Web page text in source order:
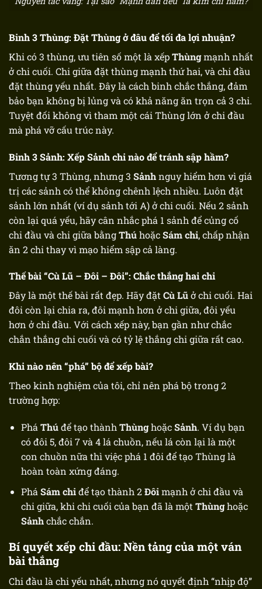
Binh 3 Thùng: Đặt Thùng ở đâu để tối đa lợi nhuận?
Khi có 3 thùng, ưu tiên số một là xếpThùngmạnh nhất
ở chi cuối. Chi giữa đặt thùng mạnh thứ hai, và chi đầu
đặt thùng yếu nhất. Đây là cách binh chắc thắng, đảm
bảo bạn không bị lủng và có khả năng ăn trọn cả 3 chi.
Tuyệt đối không vì tham một cái Thùng lớn ở chi đầu
mà phá vỡ cấu trúc này.
Binh 3 Sảnh: Xếp Sảnh chi nào để tránh sập hầm?
Tương tự 3 Thùng, nhưng 3 Sảnhnguy hiểm hơn vì giá
trị các sảnh có thể không chênh lệch nhiều. Luôn đặt
sảnh lớn nhất (ví dụ sảnh tới A) ở chi cuối. Nếu 2 sảnh
còn lại quá yếu, hãy cân nhắc phá 1 sảnh để củng cố
chi đầu và chi giữa bằngThúhoặcSám chi, chấp nhận
ăn 2 chi thay vì mạo hiểm sập cả làng.
Thế bài “Cù Lũ – Đôi – Đôi”: Chắc thắng hai chi
Đây là một thế bài rất đẹp. Hãy đặtCù Lũở chi cuối. Hai
đôi còn lại chia ra, đôi mạnh hơn ở chi giữa, đôi yếu
hơn ở chi đầu. Với cách xếp này, bạn gần như chắc
chắn thắng chi cuối và có tỷ lệ thắng chi giữa rất cao.
Khi nào nên “phá” bộ để xếp bài?
Theo kinh nghiệm của tôi, chỉ nên phá bộ trong 2
trường hợp:
Phá Thúđể tạo thành ThùnghoặcSảnh. Ví dụ bạn
có đôi 5, đôi 7 và 4 lá chuồn, nếu lá còn lại là một
con chuồn nữa thì việc phá 1 đôi để tạo Thùng là
hoàn toàn xứng đáng.
Phá Sám chiđể tạo thành 2Đôimạnh ở chi đầu và
chi giữa, khi chi cuối của bạn đã là một Thùnghoặc
Sảnhchắc chắn.
Bí quyết xếp chi đầu: Nền tảng của một ván
bài thắng
Chi đầu là chi yếu nhất, nhưng nó quyết định “nhịp độ”